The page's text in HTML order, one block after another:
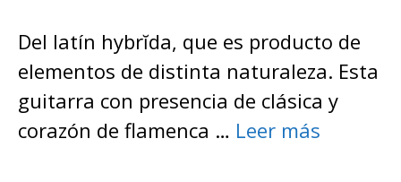
Del latín hybrĭda, que es producto de
elementos de distinta naturaleza. Esta
guitarra con presencia de clásica y
corazón de flamenca … Leer más